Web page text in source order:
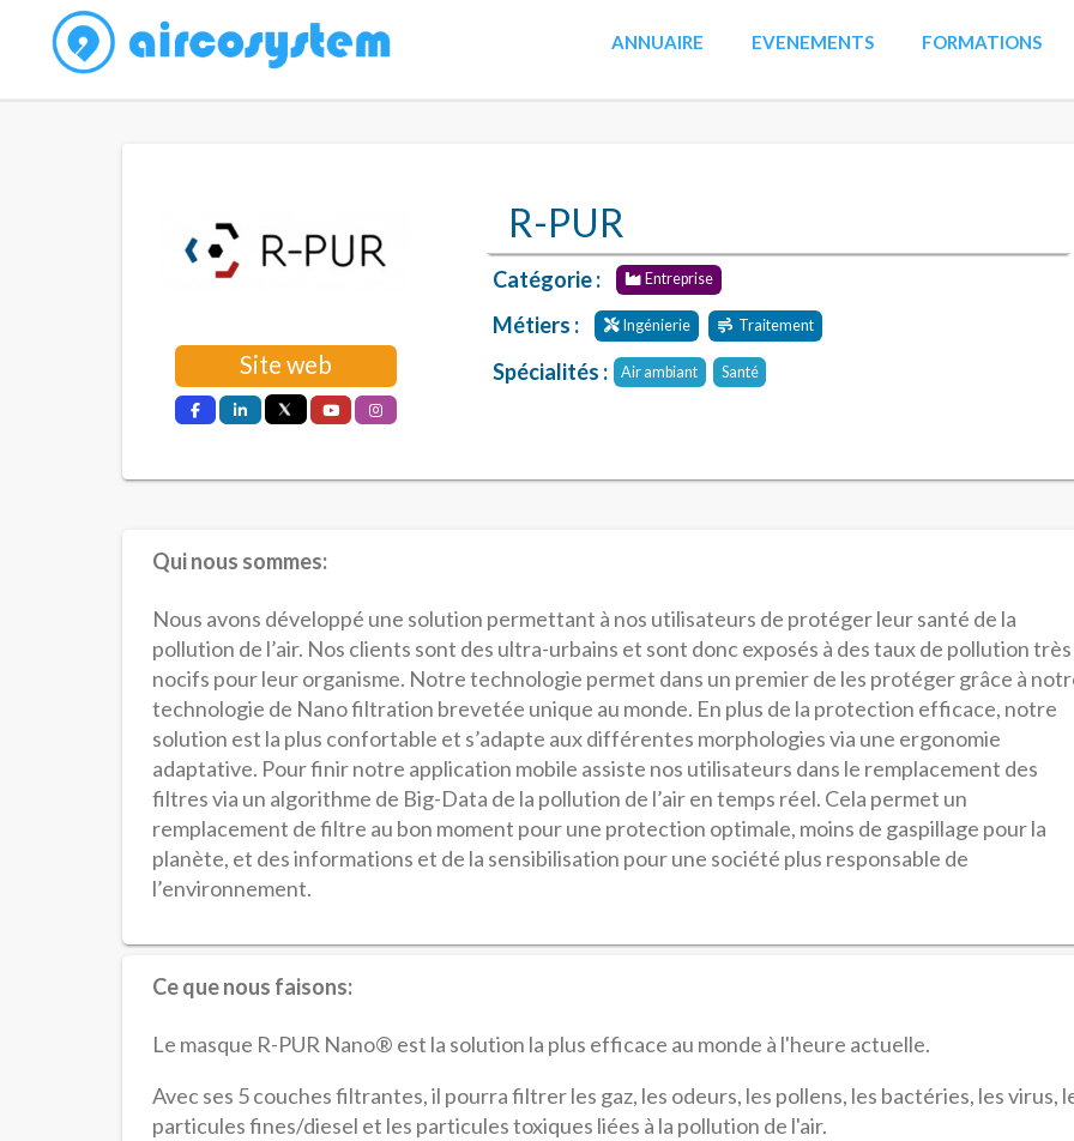
ANNUAIRE EVENEMENTS FORMATIONS
Site web
R-PUR
Catégorie : Entreprise
Métiers : Ingénierie Traitement
Spécialités : Air ambiant Santé
Qui nous sommes:
Nous avons développé une solution permettant à nos utilisateurs de protéger leur santé de la
pollution de l’air. Nos clients sont des ultra-urbains et sont donc exposés à des taux de pollution très
nocifs pour leur organisme. Notre technologie permet dans un premier de les protéger grâce à
technologie de Nano filtration brevetée unique au monde. En plus de la protection efficace, notre
solution est la plus confortable et s’adapte aux différentes morphologies via une ergonomie
adaptative. Pour finir notre application mobile assiste nos utilisateurs dans le remplacement des
filtres via un algorithme de Big-Data de la pollution de l’air en temps réel. Cela permet un
remplacement de filtre au bon moment pour une protection optimale, moins de gaspillage pour la
planète, et des informations et de la sensibilisation pour une société plus responsable de
l’environnement.
Ce que nous faisons:
Le masque R-PUR Nano® est la solution la plus efficace au monde à l'heure actuelle.
Avec ses 5 couches filtrantes, il pourra filtrer les gaz, les odeurs, les pollens, les bactéries, les virus,
particules fines/diesel et les particules toxiques liées à la pollution de l'air.